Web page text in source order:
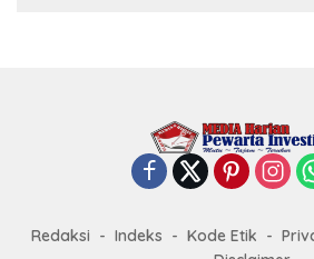
Redaksi Indeks Kode Etik